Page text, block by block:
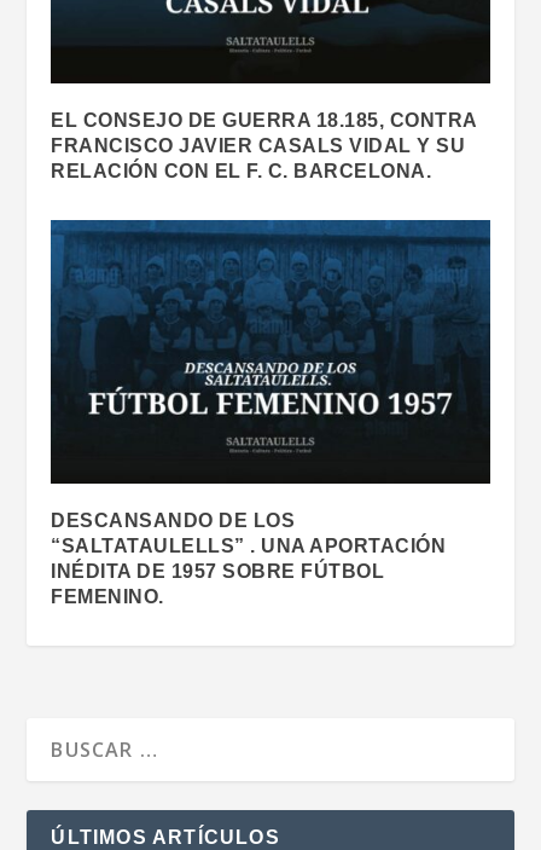
EL CONSEJO DE GUERRA 18.185, CONTRA
FRANCISCO JAVIER CASALS VIDAL Y SU
RELACIÓN CON EL F. C. BARCELONA.
DESCANSANDO DE LOS
“SALTATAULELLS” . UNA APORTACIÓN
INÉDITA DE 1957 SOBRE FÚTBOL
FEMENINO.
ÚLTIMOS ARTÍCULOS